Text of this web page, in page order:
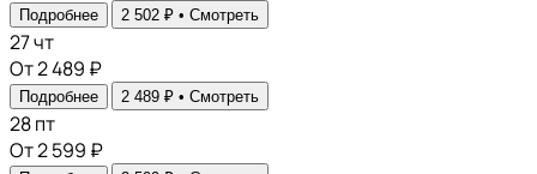
Подробнее 2 502 ₽ • Смотреть
27чт
От 2 489 ₽
Подробнее 2 489 ₽ • Смотреть
28пт
От 2 599 ₽